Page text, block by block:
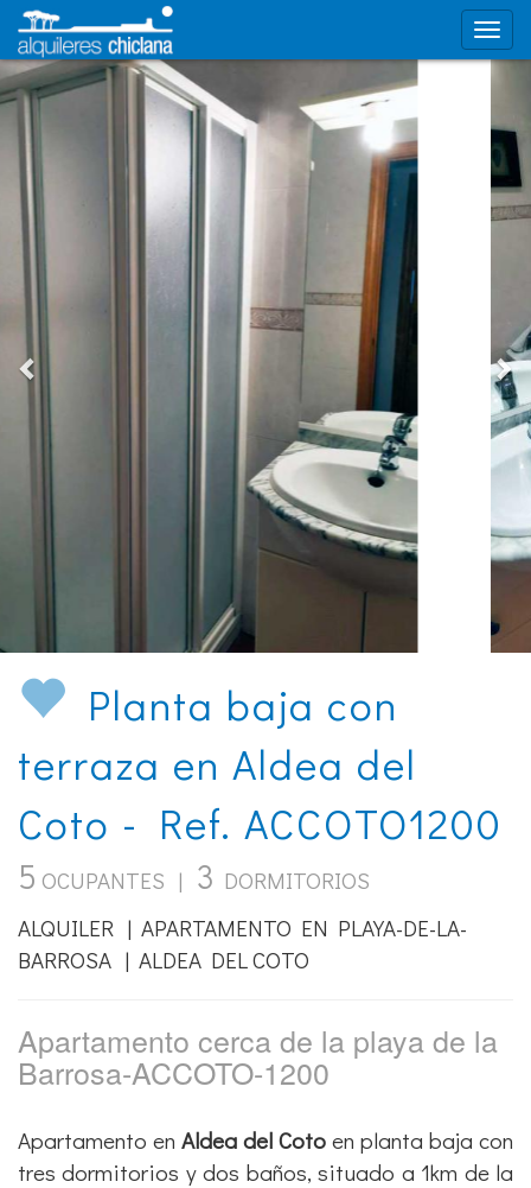
Planta baja con
terraza en Aldea del
Coto - Ref. ACCOTO1200
5 OCUPANTES | 3 DORMITORIOS
ALQUILER | APARTAMENTO EN PLAYA-DE-LA-
BARROSA | ALDEA DEL COTO
Apartamento cerca de la playa de la
Barrosa-ACCOTO-1200
Apartamento en Aldea del Coto en planta baja con
tres dormitorios y dos baños, situado a 1km de la